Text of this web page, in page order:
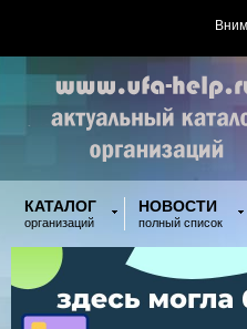
КАТАЛОГ
организаций
НОВОСТИ
полный список